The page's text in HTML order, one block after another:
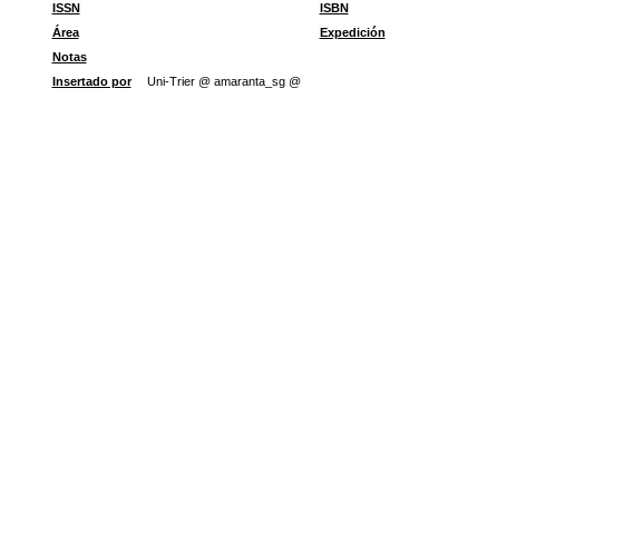
ISSN ISBN
Área
Expedición
Notas
Insertado por
Uni-Trier @ amaranta_sg @